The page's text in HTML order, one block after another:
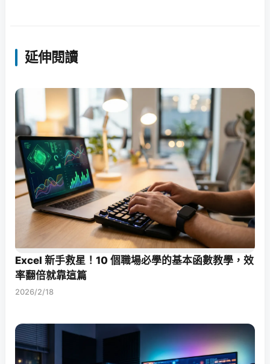
延伸閱讀
Excel 新手救星！10 個職場必學的基本函數教學，效
率翻倍就靠這篇
2026/2/18